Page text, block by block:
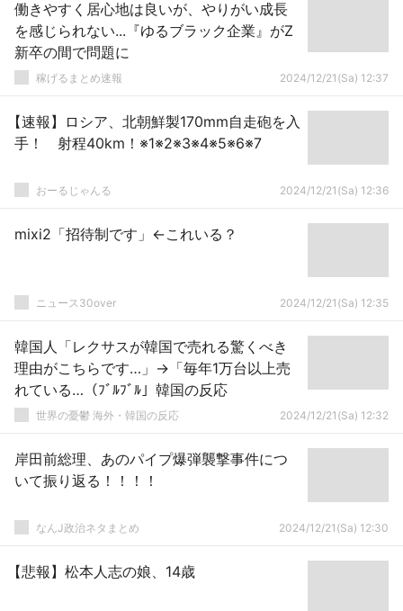
働きやすく居心地は良いが、やりがい成長
を感じられない...『ゆるブラック企業』がZ
新卒の間で問題に
稼げるまとめ速報 2024/12/21(Sa) 12:37
【速報】ロシア、北朝鮮製170mm自走砲を入
手！ 射程40km！※1※2※3※4※5※6※7
おーるじゃんる 2024/12/21(Sa) 12:36
mixi2「招待制です」←これいる？
ニュース30over 2024/12/21(Sa) 12:35
韓国人「レクサスが韓国で売れる驚くべき
理由がこちらです…」→「毎年1万台以上売
れている…（ﾌﾞﾙﾌﾞﾙ」韓国の反応
世界の憂鬱 海外・韓国の反応 2024/12/21(Sa) 12:32
岸田前総理、あのパイプ爆弾襲撃事件につ
いて振り返る！！！！
なんJ政治ネタまとめ 2024/12/21(Sa) 12:30
【悲報】松本人志の娘、14歳